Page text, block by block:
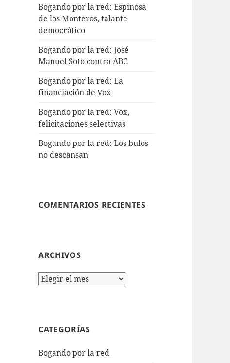
Bogando por la red: Espinosa
de los Monteros, talante
democrático
Bogando por la red: José
Manuel Soto contra ABC
Bogando por la red: La
financiación de Vox
Bogando por la red: Vox,
felicitaciones selectivas
Bogando por la red: Los bulos
no descansan
COMENTARIOS RECIENTES
ARCHIVOS
Archivos
CATEGORÍAS
Bogando por la red